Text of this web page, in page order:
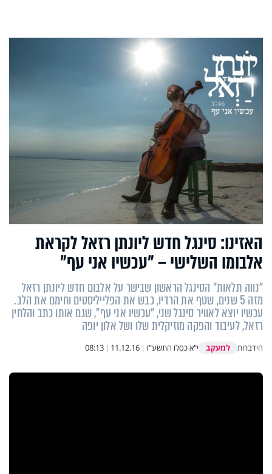
האזינו: סינגל חדש ליונתן רזאל לקראת
אלבומו השלישי – "עכשיו אני עף"
"נווה תלאות" הסינגל הראשון שבישר על אלבום חדש ליונתן רזאל
מזה 5 שנים, שטף את הרדיו, כבש את הפלייליסטים וחימם את הלב.
עכשיו יוצא לאוויר סינגל שני, "עכשיו אני עף", שגם אותו כתב והלחין
רזאל, לעיבוד והפקה מוזיקלית שלו ושל אלון יופה
הידברות למעקב י"א כסלו התשע"ז |
11.12.16
|
08:13